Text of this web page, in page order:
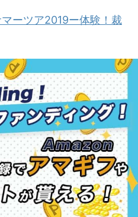
ーツア2019ー体験！裁